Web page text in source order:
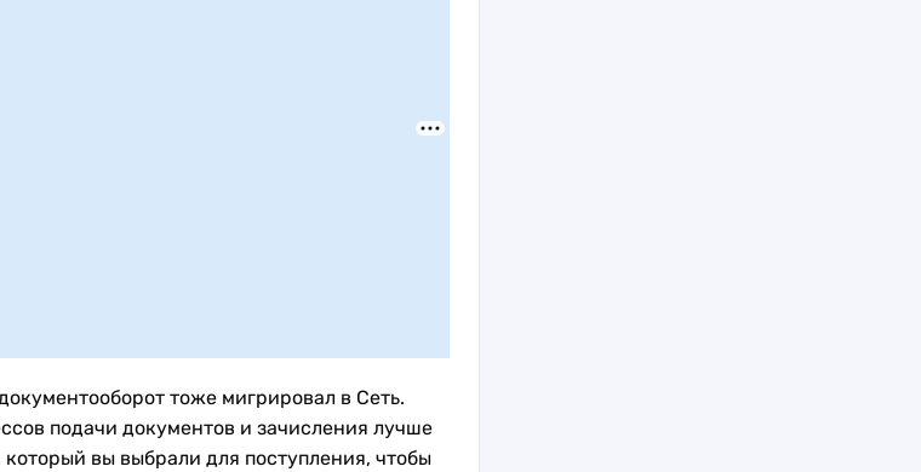
тоже мигрировал в Сеть.
подачи документов и зачисления лучше
который вы выбрали для поступления, чтобы